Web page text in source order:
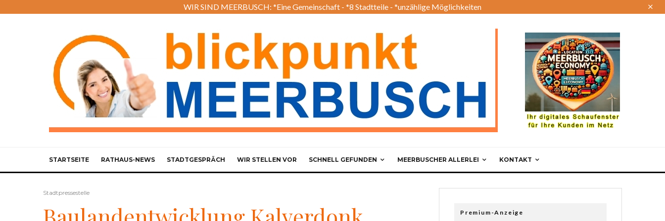
WIR SIND MEERBUSCH: *Eine Gemeinschaft - *8 Stadtteile - *unzählige Möglichkeiten
STARTSEITE RATHAUS-NEWS STADTGESPRÄCH WIR STELLEN VOR SCHNELL GEFUNDEN MEERBUSCHER ALLERLEI KONTAKT
Stadtpressestelle
Premium-Anzeige